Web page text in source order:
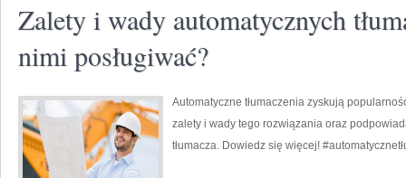
Zalety i wady automatycznych
nimi posługiwać?
Automatyczne tłumaczenia zyskują
zalety i wady tego rozwiązania oraz
tłumacza. Dowiedz się więcej!